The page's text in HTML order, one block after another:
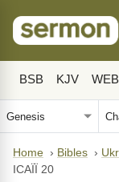
BSB KJV WEB
Home › Bibles ›
ІСАЇЇ 20